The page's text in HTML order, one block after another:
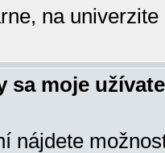
na univerzite
sa moje
nájdete